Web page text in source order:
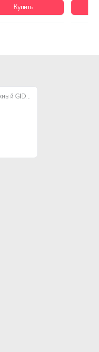
Купить
Насос центробежный GIDROX GR550T